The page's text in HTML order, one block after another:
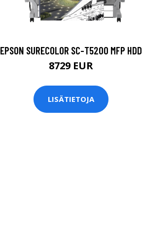
EPSON SURECOLOR SC-T5200 MFP HDD
8729 EUR
LISÄTIETOJA